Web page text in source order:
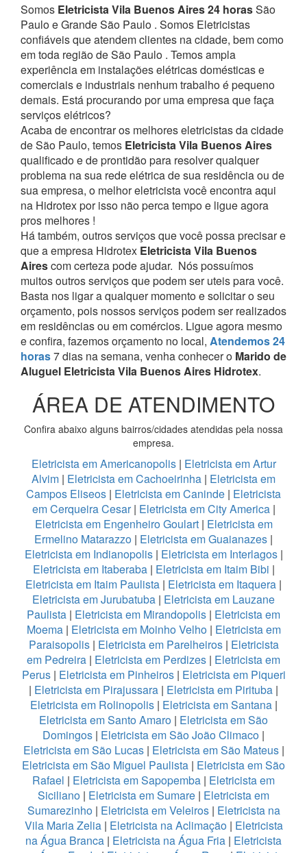
Somos Eletricista Vila Buenos Aires 24 horasSão
Paulo e Grande São Paulo . Somos Eletricistas
confiáveis que atendem clientes na cidade, bem como
em toda região de São Paulo . Temos ampla
experiência em instalações elétricas domésticas e
comerciais e industriais nenhum trabalho é pequeno
demais. Está procurando por uma empresa que faça
serviços elétricos?
Acaba de encontrar os melhores eletricistas da cidade
de São Paulo, temos Eletricista Vila Buenos Aires
qualificado e de prontidão para resolver qualquer
problema na sua rede elétrica de sua residência ou de
sua empresa, o melhor eletricista você encontra aqui
na Hidrotex por isso não perca tempo e ligue agora
pros melhores !
Há também, outros serviços que você possa precisar e
que a empresa Hidrotex Eletricista Vila Buenos
Airescom certeza pode ajudar. Nós possuímos
muitos outros serviços que podem ser uteis para você.
Basta nos ligar a qualquer momento e solicitar o seu
orçamento, pois nossos serviços podem ser realizados
em residências ou em comércios. Ligue agora mesmo
e confira, fazemos orçamento no local, Atendemos 24
horas7 dias na semana, venha conhecer o Marido de
Aluguel Eletricista Vila Buenos Aires Hidrotex.
ÁREA DE ATENDIMENTO
Confira abaixo alguns bairros/cidades atendidas pela nossa
empresa.
Eletricista em Americanopolis | Eletricista em Artur
Alvim | Eletricista em Cachoeirinha | Eletricista em
Campos Eliseos | Eletricista em Caninde | Eletricista
em Cerqueira Cesar| Eletricista em City America |
Eletricista em Engenheiro Goulart | Eletricista em
Ermelino Matarazzo | Eletricista em Guaianazes |
Eletricista em Indianopolis| Eletricista em Interlagos|
Eletricista em Itaberaba| Eletricista em Itaim Bibi |
Eletricista em Itaim Paulista | Eletricista em Itaquera |
Eletricista em Jurubatuba | Eletricista em Lauzane
Paulista | Eletricista em Mirandopolis | Eletricista em
Moema| Eletricista em Moinho Velho | Eletricista em
Paraisopolis| Eletricista em Parelheiros| Eletricista
em Pedreira | Eletricista em Perdizes | Eletricista em
Perus| Eletricista em Pinheiros| Eletricista em Piqueri
| Eletricista em Pirajussara | Eletricista em Pirituba |
Eletricista em Rolinopolis| Eletricista em Santana|
Eletricista em Santo Amaro | Eletricista em São
Domingos | Eletricista em São João Climaco |
Eletricista em São Lucas| Eletricista em São Mateus |
Eletricista em São Miguel Paulista | Eletricista em São
Rafael | Eletricista em Sapopemba | Eletricista em
Siciliano | Eletricista em Sumare | Eletricista em
Sumarezinho| Eletricista em Veleiros| Eletricista na
Vila Maria Zelia| Eletricista na Aclimação| Eletricista
na Água Branca | Eletricista na Água Fria | Eletricista